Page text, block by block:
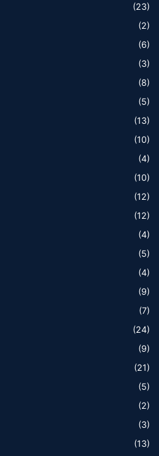
(23)
(2)
(6)
(3)
(8)
(5)
(13)
(10)
(4)
(10)
(12)
(12)
(4)
(5)
(4)
(9)
(7)
(24)
(9)
(21)
(5)
(2)
(3)
(13)